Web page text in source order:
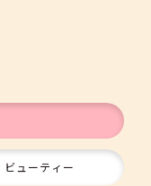
ビューティー